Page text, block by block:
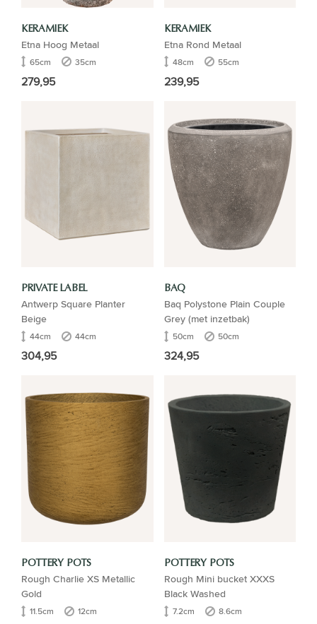
KERAMIEK
Etna Hoog Metaal
65cm 35cm
279,95
KERAMIEK
Etna Rond Metaal
48cm 55cm
239,95
PRIVATE LABEL
Antwerp Square Planter
Beige
44cm 44cm
304,95
BAQ
Baq Polystone Plain Couple
Grey (met inzetbak)
50cm 50cm
324,95
POTTERY POTS
Rough Charlie XS Metallic
Gold
11.5cm 12cm
POTTERY POTS
Rough Mini bucket XXXS
Black Washed
7.2cm 8.6cm